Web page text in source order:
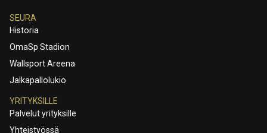
SEURA
Historia
OmaSp Stadion
Wallsport Areena
Jalkapallolukio
YRITYKSILLE
Palvelut yrityksille
Yhteistyössä